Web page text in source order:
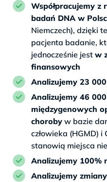
Współpracujemy
badań DNA w
Niemczech), dzięki
pacjenta badanie,
jednocześnie jest w
finansowych
Analizujemy 23
Analizujemy 46
międzygenowych
choroby w bazie
człowieka (HGMD) i
stanowią miejsca
Analizujemy 100%
Analizujemy